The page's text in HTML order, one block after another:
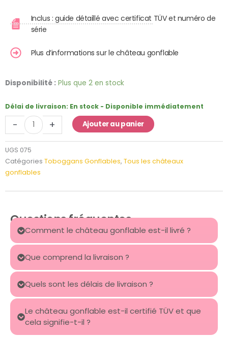
Inclus : guide détaillé avec certificat TÜV et numéro de
série
Plus d’informations sur le château gonflable
Disponibilité : Plus que 2 en stock
Délai de livraison: En stock - Disponible immédiatement
-
quantité
Toboggan
Gonflable
Danger
+ Ajouter au panier
UGS 075
Catégories Toboggans Gonflables, Tous les châteaux
gonflables
Questions fréquentes
Comment le château gonflable est-il livré ?
Que comprend la livraison ?
Quels sont les délais de livraison ?
Le château gonflable est-il certifié TÜV et que
cela signifie-t-il ?